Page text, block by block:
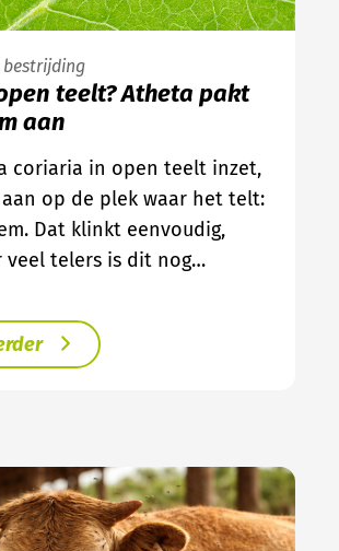
bestrijding
teelt? Atheta pakt
aan
coriaria in open teelt inzet,
op de plek waar het telt:
Dat klinkt eenvoudig,
veel telers is dit nog…